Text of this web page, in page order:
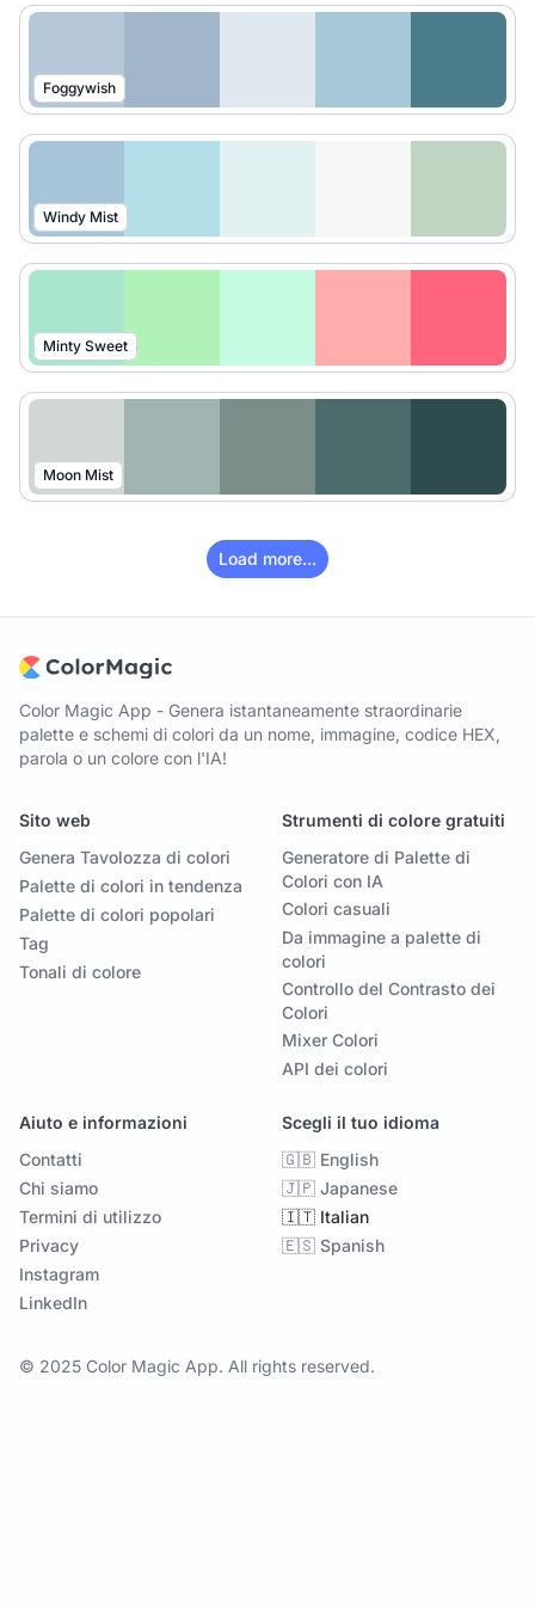
Foggywish
Windy Mist
Minty Sweet
Moon Mist
Load more...
Color Magic App - Genera istantaneamente straordinarie
palette e schemi di colori da un nome, immagine, codice HEX,
parola o un colore con l'IA!
Sito web
Genera Tavolozza di colori
Palette di colori in tendenza
Palette di colori popolari
Tag
Tonali di colore
Strumenti di colore gratuiti
Generatore di Palette di
Colori con IA
Colori casuali
Da immagine a palette di
colori
Controllo del Contrasto dei
Colori
Mixer Colori
API dei colori
Aiuto e informazioni
Contatti
Chi siamo
Termini di utilizzo
Privacy
Instagram
LinkedIn
Scegli il tuo idioma
🇬🇧 English
🇯🇵 Japanese
🇮🇹 Italian
🇪🇸 Spanish
© 2025 Color Magic App. All rights reserved.